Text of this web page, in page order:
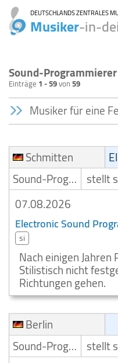
DEUTSCHLANDS ZENTRALES
Musiker-in-
Sound-Programmierer
Einträge 1 - 59von59
Musiker für eine
Schmitten
Sound-Programmierer stellt
07.08.2026
Electronic Sound
si
Nach einigen
Stilistisch nicht
Richtungen gehen.
Berlin
Sound-Programmierer stellt